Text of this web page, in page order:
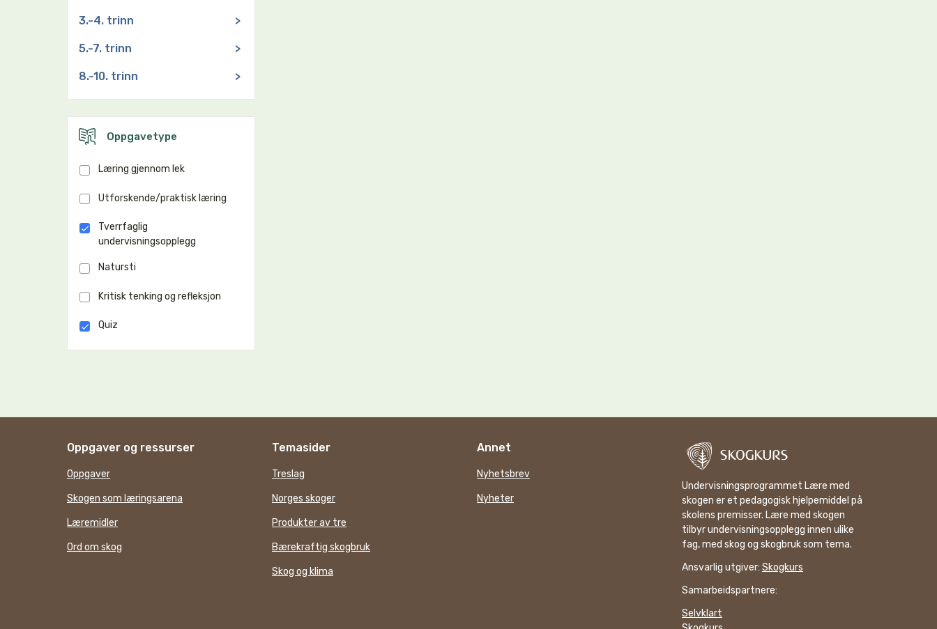
3.-4. trinn >
5.-7. trinn >
8.-10. trinn >
Oppgavetype
Læring gjennom lek
Utforskende/praktisk læring
Tverrfaglig
undervisningsopplegg
Natursti
Kritisk tenking og refleksjon
Quiz
Oppgaver og ressurser
Oppgaver
Skogen som læringsarena
Læremidler
Ord om skog
Temasider
Treslag
Norges skoger
Produkter av tre
Bærekraftig skogbruk
Skog og klima
Annet
Nyhetsbrev
Nyheter
Undervisningsprogrammet Lære med
skogen er et pedagogisk hjelpemiddel på
skolens premisser. Lære med skogen
tilbyr undervisningsopplegg innen ulike
fag, med skog og skogbruk som tema.
Ansvarlig utgiver: Skogkurs
Samarbeidspartnere:
Selvklart